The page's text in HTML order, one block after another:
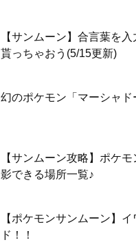
【サンムーン】合言葉を
貰っちゃおう(5/15更新)
幻のポケモン「マーシャド
【サンムーン攻略】ポケ
影できる場所一覧♪
【ポケモンサンムーン】
ド！！